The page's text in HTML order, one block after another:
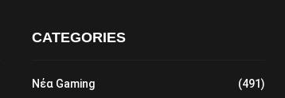
CATEGORIES
Νέα Gaming (491)